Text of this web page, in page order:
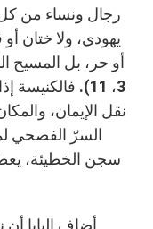
رجال ونساء من كل
يهودي، ولا ختان
أو حر، بل
3، 11).
نقل الإيمان،
السرّ الفصحي
سجن الخطيئة،
أضاف البابا